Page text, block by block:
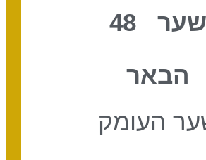
שער 48
הבאר
העומק